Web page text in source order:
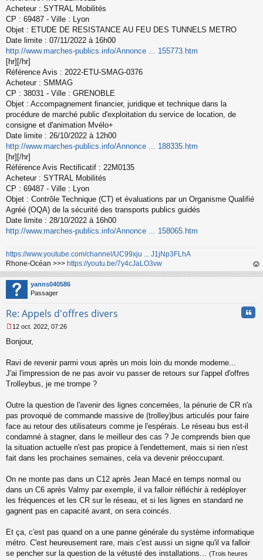
s
s
a
g
e
n
o
n
u
Acheteur : SYTRAL Mobilités
CP : 69487 - Ville : Lyon
Objet : ETUDE DE RESISTANCE AU FEU DES TUNNELS METRO
Date limite : 07/11/2022 à 16h00
http://www.marches-publics.info/Annonce ... 155773.htm
[hr][/hr]
Référence Avis : 2022-ETU-SMAG-0376
Acheteur : SMMAG
CP : 38031 - Ville : GRENOBLE
Objet : Accompagnement financier, juridique et technique dans la
procédure de marché public d'exploitation du service de location, de
consigne et d'animation Mvélo+
Date limite : 26/10/2022 à 12h00
http://www.marches-publics.info/Annonce ... 188335.htm
[hr][/hr]
Référence Avis Rectificatif : 22M0135
Acheteur : SYTRAL Mobilités
CP : 69487 - Ville : Lyon
Objet : Contrôle Technique (CT) et évaluations par un Organisme Qualifié
Agréé (OQA) de la sécurité des transports publics guidés
Date limite : 28/10/2022 à 16h00
http://www.marches-publics.info/Annonce ... 158065.htm
https://www.youtube.com/channel/UC99xju ... J1jNp3FLhA
Rhone-Océan >>> https://youtu.be/7y4cJaLO3vw
au
yanns040586
Passager
Re: Appels d'offres divers
e
g
e
o
u
12 oct. 2022, 07:26
Bonjour,
Ravi de revenir parmi vous après un mois loin du monde moderne...
J'ai l'impression de ne pas avoir vu passer de retours sur l'appel d'offres
Trolleybus, je me trompe ?
Outre la question de l'avenir des lignes concernées, la pénurie de CR n'a
pas provoqué de commande massive de (trolley)bus articulés pour faire
face au retour des utilisateurs comme je l'espérais. Le réseau bus est-il
condamné à stagner, dans le meilleur des cas ? Je comprends bien que
la situation actuelle n'est pas propice à l'endettement, mais si rien n'est
fait dans les prochaines semaines, cela va devenir préoccupant.
On ne monte pas dans un C12 après Jean Macé en temps normal ou
dans un C6 après Valmy par exemple, il va falloir réfléchir à redéployer
les fréquences et les CR sur le réseau, et si les lignes en standard ne
gagnent pas en capacité avant, on sera coincés.
Et ça, c'est pas quand on a une panne générale du système informatique
métro. C'est heureusement rare, mais c'est aussi un signe qu'il va falloir
se pencher sur la question de la vétusté des installations...
(Trois heures